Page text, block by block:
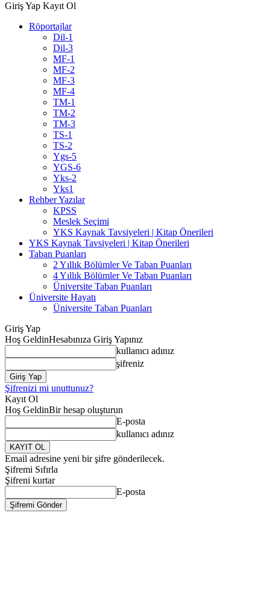
Giriş Yap Kayıt Ol
Röportajlar
Dil-1
Dil-3
MF-1
MF-2
MF-3
MF-4
TM-1
TM-2
TM-3
TS-1
TS-2
Ygs-5
YGS-6
Yks-2
Yks1
Rehber Yazılar
KPSS
Meslek Seçimi
YKS Kaynak Tavsiyeleri | Kitap Önerileri
YKS Kaynak Tavsiyeleri | Kitap Önerileri
Taban Puanları
2 Yıllık Bölümler Ve Taban Puanları
4 Yıllık Bölümler Ve Taban Puanları
Üniversite Taban Puanları
Üniversite Hayatı
Üniversite Taban Puanları
Giriş Yap
Hoş GeldinHesabınıza Giriş Yapınız
kullanıcı adınız
şifreniz
Şifrenizi mi unuttunuz?
Kayıt Ol
Hoş GeldinBir hesap oluşturun
E-posta
kullanıcı adınız
Email adresine yeni bir şifre gönderilecek.
Şifremi Sıfırla
Şifreni kurtar
E-posta